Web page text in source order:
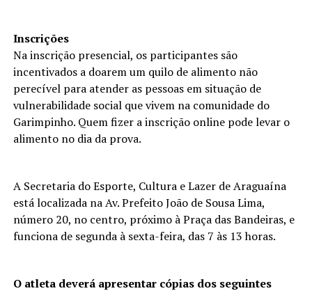
Inscrições
Na inscrição presencial, os participantes são
incentivados a doarem um quilo de alimento não
perecível para atender as pessoas em situação de
vulnerabilidade social que vivem na comunidade do
Garimpinho. Quem fizer a inscrição online pode levar o
alimento no dia da prova.
A Secretaria do Esporte, Cultura e Lazer de Araguaína
está localizada na Av. Prefeito João de Sousa Lima,
número 20, no centro, próximo à Praça das Bandeiras, e
funciona de segunda à sexta-feira, das 7 às 13 horas.
O atleta deverá apresentar cópias dos seguintes